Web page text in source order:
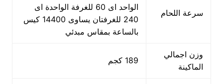
سرعة اللحام
الواحد اى 60 للغرفة الواحدة اى
240 للغرفتان يساوى 14400 كيس
بالساعة بمقاس مبدئي
وزن اجمالي
الماكينة
189 كجم